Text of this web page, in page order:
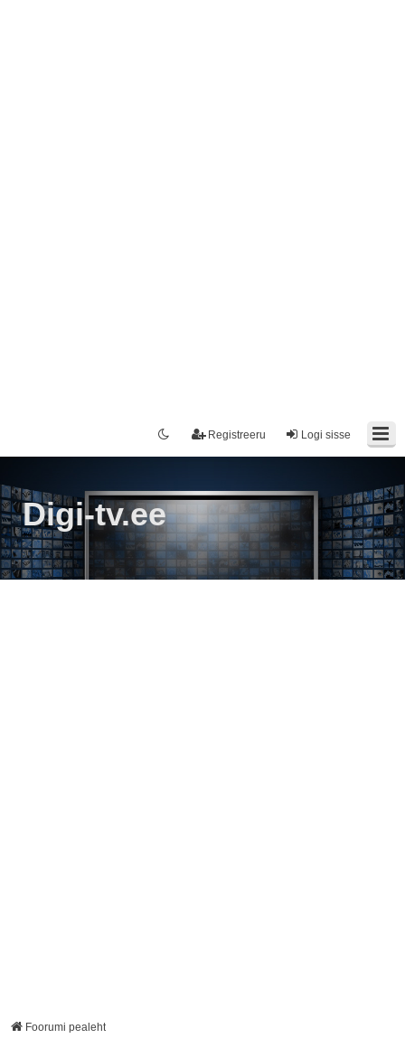
Logi sisse
Registreeru
Digi-tv.ee
Foorumi pealeht